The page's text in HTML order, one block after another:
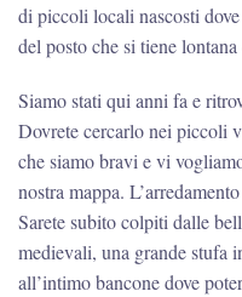
di piccoli locali nascosti
del posto che si tiene
Siamo stati qui anni fa e
Dovrete cercarlo nei piccoli
che siamo bravi e vi
nostra mappa.
Sarete subito colpiti dalle
medievali, una grande stufa
all’intimo bancone dove